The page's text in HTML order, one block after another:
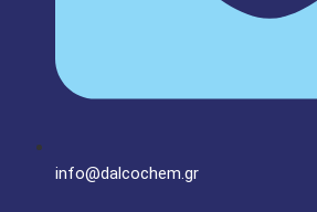
info@dalcochem.gr